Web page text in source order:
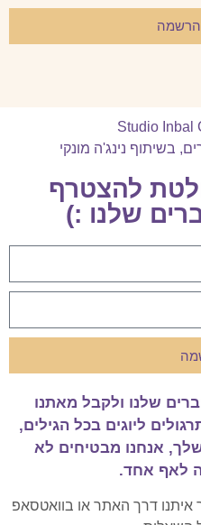
, בשיתוף נינג'ה מונקי
להצטרף
שלנו :)
שלנו ולקבל מאתנו
ליוגים בכל הגילים,
אנחנו מבטיחים לא
לאף אחד.
דרך האתר או בוואטסאפ